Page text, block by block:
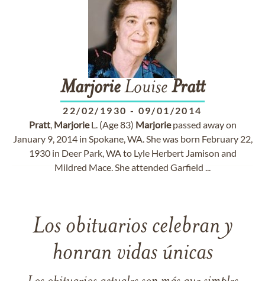
MarjorieLouise Pratt
22/02/1930 - 09/01/2014
Pratt, MarjorieL. (Age 83) Marjoriepassed away on
January 9, 2014 in Spokane, WA. She was born February 22,
1930 in Deer Park, WA to Lyle Herbert Jamison and
Mildred Mace. She attended Garfield ...
Los obituarios celebran y
honran vidas únicas